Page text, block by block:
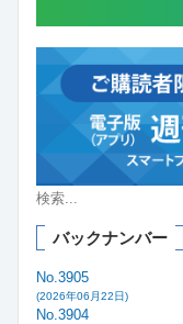
バックナンバー
No.3905
(2026年06月22日)
No.3904